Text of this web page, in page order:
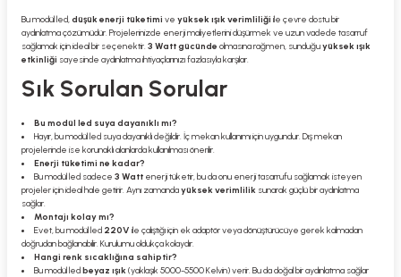
Bu modül led,düşük enerji tüketimi ve yüksek ışık verimliliği ile çevre dostu bir
aydınlatma çözümüdür. Projelerinizde enerji maliyetlerini düşürmek ve uzun vadede tasarruf
sağlamak için ideal bir seçenektir. 3 Watt gücünde olmasına rağmen, sunduğuyüksek ışık
etkinliği sayesinde aydınlatma ihtiyaçlarınızı fazlasıyla karşılar.
Sık Sorulan Sorular
Bu modül led suya dayanıklı mı?
Hayır, bu modül led suya dayanıklı değildir. İç mekan kullanımı için uygundur. Dış mekan
projelerinde ise korunaklı alanlarda kullanılması önerilir.
Enerji tüketimi ne kadar?
Bu modül led sadece3 Watt enerji tüketir, bu da onu enerji tasarrufu sağlamak isteyen
projeler için ideal hale getirir. Aynı zamandayüksek verimlilik sunarak güçlü bir aydınlatma
sağlar.
Montajı kolay mı?
Evet, bu modül led 220V ile çalıştığı için ek adaptör veya dönüştürücüye gerek kalmadan
doğrudan bağlanabilir. Kurulumu oldukça kolaydır.
Hangi renk sıcaklığına sahiptir?
Bu modül ledbeyaz ışık (yaklaşık 5000-5500 Kelvin) verir. Bu da doğal bir aydınlatma sağlar